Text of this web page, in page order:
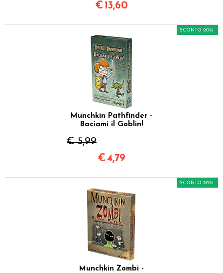
€ 13,60
Munchkin Pathfinder -
Baciami il Goblin!
€ 5,99
SCONTO 20%
€4,79
Munchkin Zombi -
SCONTO 20%